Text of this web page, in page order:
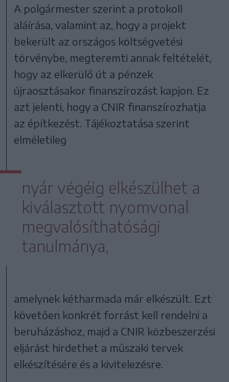
A polgármester szerint a protokoll
aláírása, valamint az, hogy a projekt
bekerült az országos költségvetési
törvénybe, megteremti annak feltételét,
hogy az elkerülő út a pénzek
újraosztásakor finanszírozást kapjon. Ez
azt jelenti, hogy a CNIR finanszírozhatja
az építkezést. Tájékoztatása szerint
elméletileg
nyár végéig elkészülhet a
kiválasztott nyomvonal
megvalósíthatósági
tanulmánya,
amelynek kétharmada már elkészült. Ezt
követően konkrét forrást kell rendelni a
beruházáshoz, majd a CNIR közbeszerzési
eljárást hirdethet a műszaki tervek
elkészítésére és a kivitelezésre.